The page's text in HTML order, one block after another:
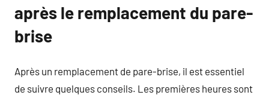
après le remplacement du pare-
brise
Après un remplacement de pare-brise, il est essentiel
de suivre quelques conseils. Les premières heures sont